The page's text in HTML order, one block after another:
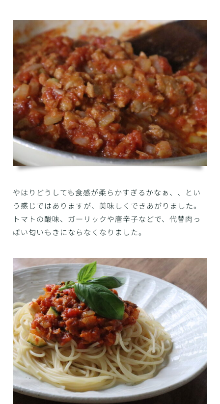
やはりどうしても食感が柔らかすぎるかなぁ、、とい
う感じではありますが、美味しくできあがりました。
トマトの酸味、ガーリックや唐辛子などで、代替肉っ
ぽい匂いもきにならなくなりました。